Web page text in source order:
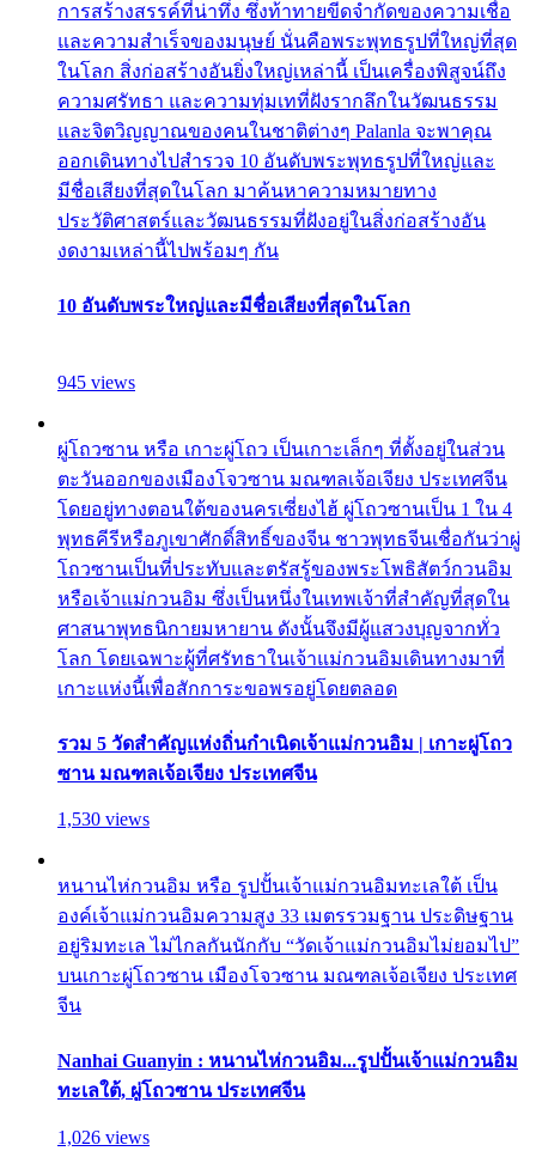
การสร้างสรรค์ที่น่าทึ่ง ซึ่งท้าทายขีดจำกัดของความเชื่อ
และความสำเร็จของมนุษย์ นั่นคือพระพุทธรูปที่ใหญ่ที่สุด
ในโลก สิ่งก่อสร้างอันยิ่งใหญ่เหล่านี้ เป็นเครื่องพิสูจน์ถึง
ความศรัทธา และความทุ่มเทที่ฝังรากลึกในวัฒนธรรม
และจิตวิญญาณของคนในชาติต่างๆ Palanla จะพาคุณ
ออกเดินทางไปสำรวจ 10 อันดับพระพุทธรูปที่ใหญ่และ
มีชื่อเสียงที่สุดในโลก มาค้นหาความหมายทาง
ประวัติศาสตร์และวัฒนธรรมที่ฝังอยู่ในสิ่งก่อสร้างอัน
งดงามเหล่านี้ไปพร้อมๆ กัน
10 อันดับพระใหญ่และมีชื่อเสียงที่สุดในโลก
945 views
ผู่โถวซาน หรือ เกาะผู่โถว เป็นเกาะเล็กๆ ที่ตั้งอยู่ในส่วน
ตะวันออกของเมืองโจวซาน มณฑลเจ้อเจียง ประเทศจีน
โดยอยู่ทางตอนใต้ของนครเซี่ยงไฮ้ ผู่โถวซานเป็น 1 ใน 4
พุทธคีรีหรือภูเขาศักดิ์สิทธิ์ของจีน ชาวพุทธจีนเชื่อกันว่าผู่
โถวซานเป็นที่ประทับและตรัสรู้ของพระโพธิสัตว์กวนอิม
หรือเจ้าแม่กวนอิม ซึ่งเป็นหนึ่งในเทพเจ้าที่สำคัญที่สุดใน
ศาสนาพุทธนิกายมหายาน ดังนั้นจึงมีผู้แสวงบุญจากทั่ว
โลก โดยเฉพาะผู้ที่ศรัทธาในเจ้าแม่กวนอิมเดินทางมาที่
เกาะแห่งนี้เพื่อสักการะขอพรอยู่โดยตลอด
รวม 5 วัดสำคัญแห่งถิ่นกำเนิดเจ้าแม่กวนอิม | เกาะผู่โถว
ซาน มณฑลเจ้อเจียง ประเทศจีน
1,530 views
หนานไห่กวนอิม หรือ รูปปั้นเจ้าแม่กวนอิมทะเลใต้ เป็น
องค์เจ้าแม่กวนอิมความสูง 33 เมตรรวมฐาน ประดิษฐาน
อยู่ริมทะเล ไม่ไกลกันนักกับ “วัดเจ้าแม่กวนอิมไม่ยอมไป”
บนเกาะผู่โถวซาน เมืองโจวซาน มณฑลเจ้อเจียง ประเทศ
จีน
Nanhai Guanyin : หนานไห่กวนอิม...รูปปั้นเจ้าแม่กวนอิม
ทะเลใต้, ผู่โถวซาน ประเทศจีน
1,026 views